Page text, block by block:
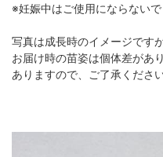
※妊娠中はご使用にならないで
写真は成長時のイメージです
お届け時の苗姿は個体差があ
ありますので、ご了承ください